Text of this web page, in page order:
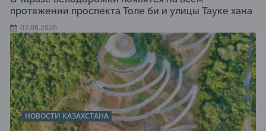
протяжении проспекта Толе би и улицы Тауке хана
07.08.2026
НОВОСТИ КАЗАХСТАНА